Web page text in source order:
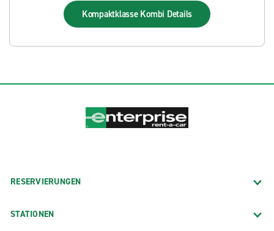
Kompaktklasse Kombi Details
RESERVIERUNGEN
STATIONEN